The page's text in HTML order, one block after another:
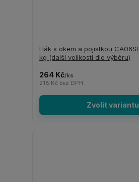
Hák s okem a pojistkou
kg (další velikosti dle výběru)
264 Kč/ks
218 Kč bez DPH
Zvolit variantu